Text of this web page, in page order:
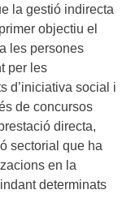
la gestió indirecta
objectiu el
les persones
per les
d’iniciativa social i
de concursos
directa,
sectorial que ha
en la
determinats